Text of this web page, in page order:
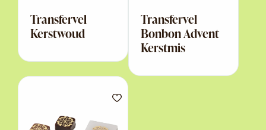
Transfervel
Kerstwoud
Transfervel
Bonbon Advent
Kerstmis